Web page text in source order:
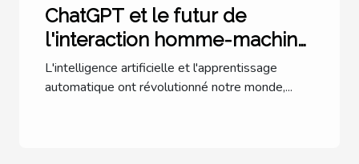
ChatGPT et le futur de
l'interaction homme-machine
: une perspective
internationale
L'intelligence artificielle et l'apprentissage
automatique ont révolutionné notre monde,...